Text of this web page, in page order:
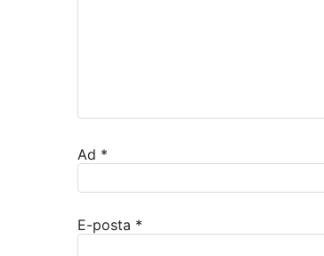
Ad *
E-posta *